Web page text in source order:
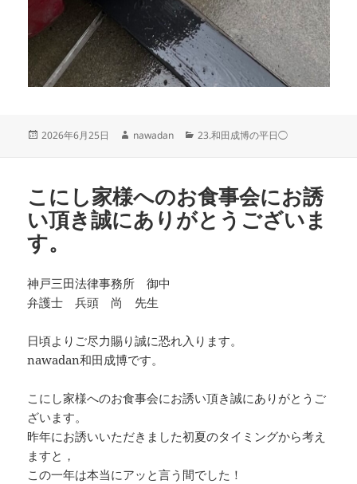
投
2026年6月25日
作
nawadan
カ
ー
23.和田成博の平日◯
こにし家様へのお食事会にお誘
い頂き誠にありがとうございま
す。
神戸三田法律事務所 御中
弁護士 兵頭 尚 先生
日頃よりご尽力賜り誠に恐れ入ります。
nawadan和田成博です。
こにし家様へのお食事会にお誘い頂き誠にありがとうご
ざいます。
昨年にお誘いいただきました初夏のタイミングから考え
ますと，
この一年は本当にアッと言う間でした！